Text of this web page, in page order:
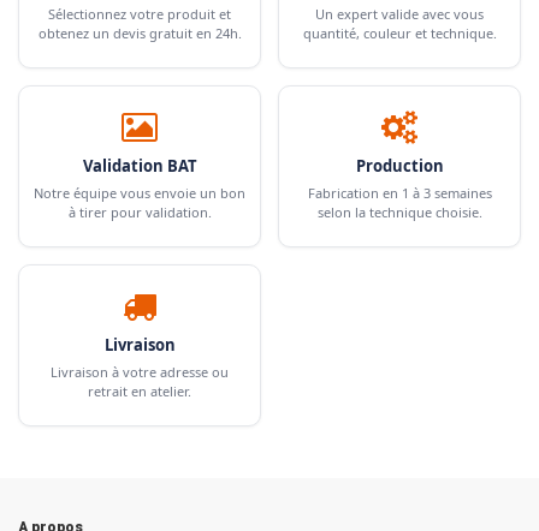
Sélectionnez votre produit et
obtenez un devis gratuit en 24h.
Un expert valide avec vous
quantité, couleur et technique.
Validation BAT
Notre équipe vous envoie un bon
à tirer pour validation.
Production
Fabrication en 1 à 3 semaines
selon la technique choisie.
Livraison
Livraison à votre adresse ou
retrait en atelier.